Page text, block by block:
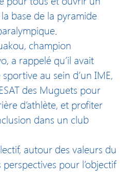
base de la pyramide
champion
a rappelé qu’il avait
au sein d’un IME,
des Muguets pour
d’athlète, et profiter
dans un club
autour des valeurs du
pour l’objectif